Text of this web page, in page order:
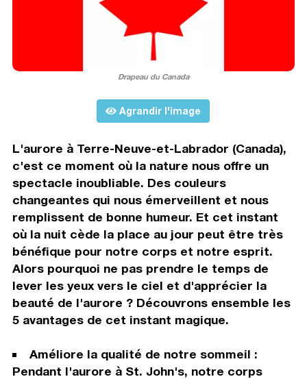
Drapeau du Canada
Agrandir l'image
L'aurore à Terre-Neuve-et-Labrador (Canada),
c'est ce moment où la nature nous offre un
spectacle inoubliable. Des couleurs
changeantes qui nous émerveillent et nous
remplissent de bonne humeur. Et cet instant
où la nuit cède la place au jour peut être très
bénéfique pour notre corps et notre esprit.
Alors pourquoi ne pas prendre le temps de
lever les yeux vers le ciel et d'apprécier la
beauté de l'aurore ? Découvrons ensemble les
5 avantages de cet instant magique.
Améliore la qualité de notre sommeil :
Pendant l'aurore à St. John's, notre corps